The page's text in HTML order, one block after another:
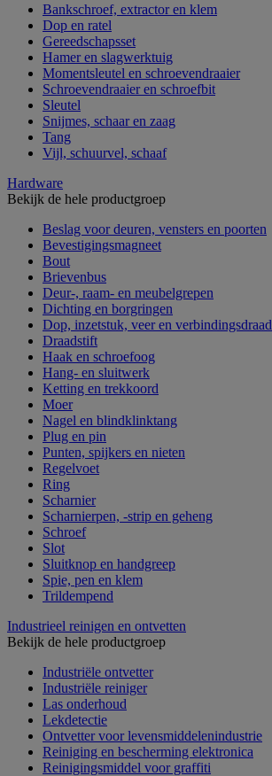
Bankschroef, extractor en klem
Dop en ratel
Gereedschapsset
Hamer en slagwerktuig
Momentsleutel en schroevendraaier
Schroevendraaier en schroefbit
Sleutel
Snijmes, schaar en zaag
Tang
Vijl, schuurvel, schaaf
Hardware
Bekijk de hele productgroep
Beslag voor deuren, vensters en poorten
Bevestigingsmagneet
Bout
Brievenbus
Deur-, raam- en meubelgrepen
Dichting en borgringen
Dop, inzetstuk, veer en verbindingsdraad
Draadstift
Haak en schroefoog
Hang- en sluitwerk
Ketting en trekkoord
Moer
Nagel en blindklinktang
Plug en pin
Punten, spijkers en nieten
Regelvoet
Ring
Scharnier
Scharnierpen, -strip en geheng
Schroef
Slot
Sluitknop en handgreep
Spie, pen en klem
Trildempend
Industrieel reinigen en ontvetten
Bekijk de hele productgroep
Industriële ontvetter
Industriële reiniger
Las onderhoud
Lekdetectie
Ontvetter voor levensmiddelenindustrie
Reiniging en bescherming elektronica
Reinigingsmiddel voor graffiti